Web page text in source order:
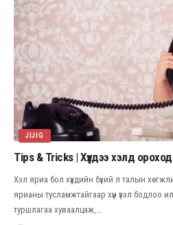
JIJIG
Tips & Tricks | Хүүхдээ хэлд
Хэл яриа бол хүүхдийн бүхий л талын
ярианы тусламжтайгаар хүн үзэл бодлоо
туршлагаа хуваалцаж,…